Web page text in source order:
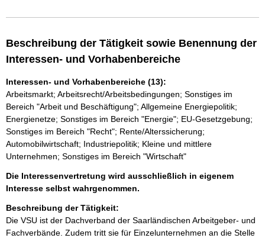
Beschreibung der Tätigkeit sowie Benennung der
Interessen- und Vorhabenbereiche
Interessen- und Vorhabenbereiche (13):
Arbeitsmarkt; Arbeitsrecht/Arbeitsbedingungen; Sonstiges im
Bereich "Arbeit und Beschäftigung"; Allgemeine Energiepolitik;
Energienetze; Sonstiges im Bereich "Energie"; EU-Gesetzgebung;
Sonstiges im Bereich "Recht"; Rente/Alterssicherung;
Automobilwirtschaft; Industriepolitik; Kleine und mittlere
Unternehmen; Sonstiges im Bereich "Wirtschaft"
Die Interessenvertretung wird ausschließlich in eigenem
Interesse selbst wahrgenommen.
Beschreibung der Tätigkeit:
Die VSU ist der Dachverband der Saarländischen Arbeitgeber- und
Fachverbände. Zudem tritt sie für Einzelunternehmen an die Stelle